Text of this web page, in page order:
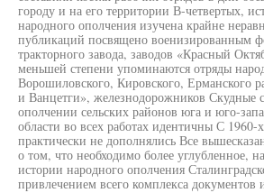
городу и на его территории В-четвертых,
народного ополчения изучена крайне
публикаций посвящено военизированным
тракторного завода, заводов «Красный
меньшей степени упоминаются отряды
Ворошиловского, Кировского, Ерманского
и Ванцетги», железнодорожников Скудные
ополчении сельских районов юга и юго-
области во всех работах идентичны С 1960-
практически не дополнялись Все
о том, что необходимо более углубленное,
истории народного ополчения
привлечением всего комплекса документов